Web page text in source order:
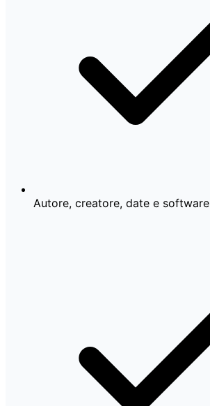
Autore, creatore, date e software